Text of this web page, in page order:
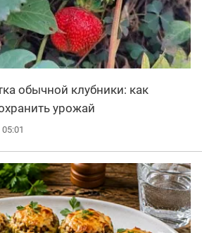
обычной клубники: как
урожай